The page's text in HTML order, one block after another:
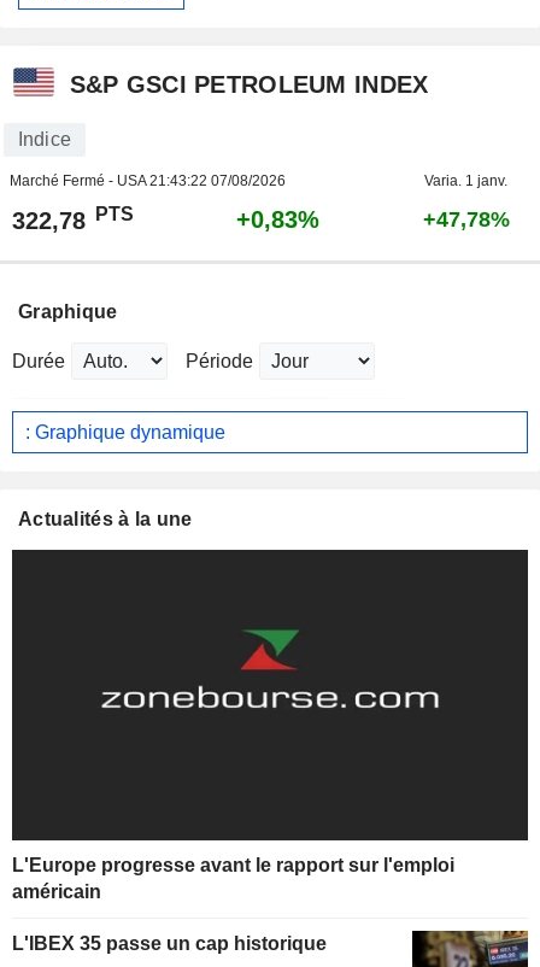
S&P GSCI PETROLEUM INDEX
Indice
Marché Fermé - USA21:43:22 07/08/2026 Varia. 1 janv.
322,78 PTS +0,83% +47,78%
Graphique
Durée Période
: Graphique dynamique
Actualités à la une
L'Europe progresse avant le rapport sur l'emploi
américain
L'IBEX 35 passe un cap historique